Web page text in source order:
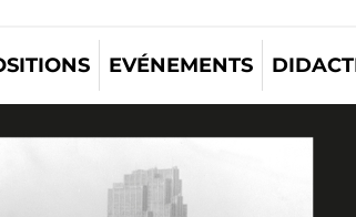
EVÉNEMENTS